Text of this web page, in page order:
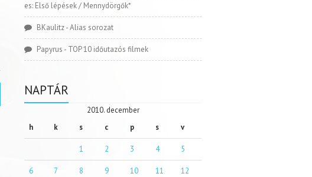
es: Első lépések / Mennydörgők*
BKaulitz-Alias sorozat
Papyrus - TOP 10 időutazós filmek
NAPTÁR
2010. december
h
k s c p s v
1 2 3 4 5
6 7 8 9 10 11 12